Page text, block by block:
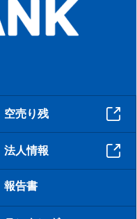
空売り残
法人情報
報告書